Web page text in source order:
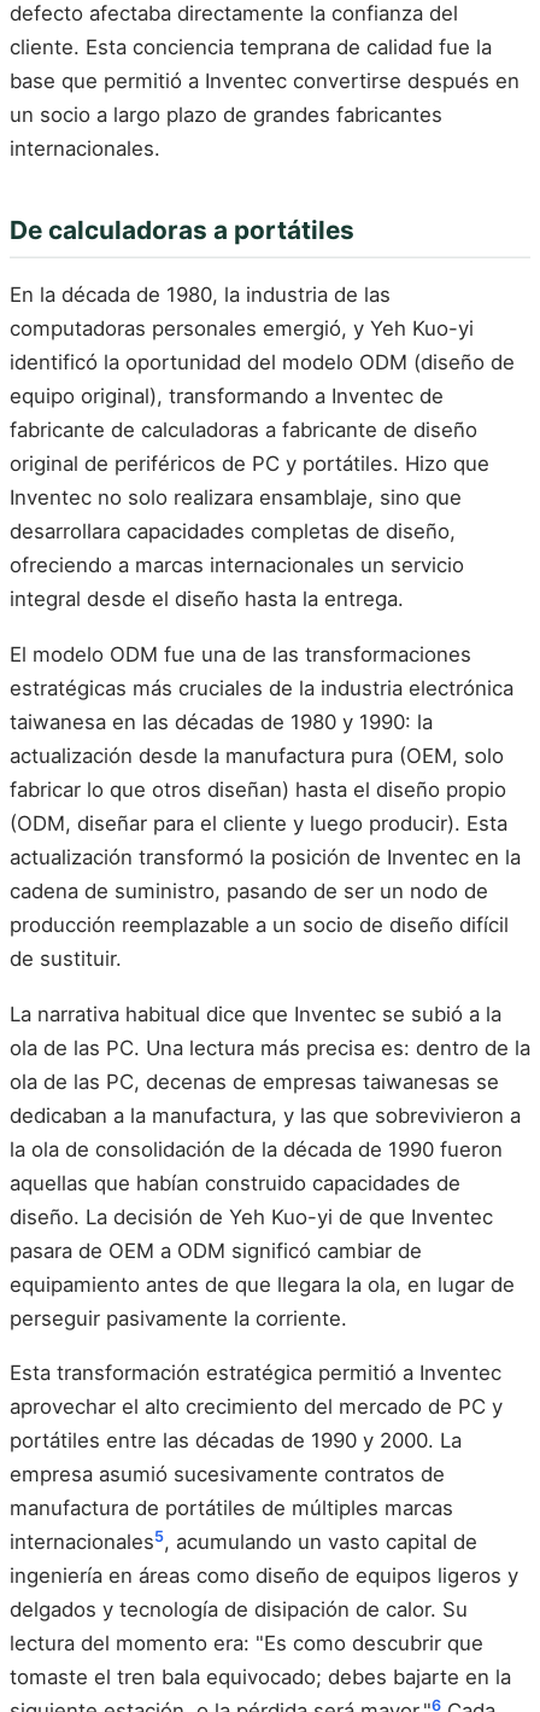
defecto afectaba directamente la confianza del
cliente. Esta conciencia temprana de calidad fue la
base que permitió a Inventec convertirse después en
un socio a largo plazo de grandes fabricantes
internacionales.
De calculadoras a portátiles
En la década de 1980, la industria de las
computadoras personales emergió, y Yeh Kuo-yi
identificó la oportunidad del modelo ODM (diseño de
equipo original), transformando a Inventec de
fabricante de calculadoras a fabricante de diseño
original de periféricos de PC y portátiles. Hizo que
Inventec no solo realizara ensamblaje, sino que
desarrollara capacidades completas de diseño,
ofreciendo a marcas internacionales un servicio
integral desde el diseño hasta la entrega.
El modelo ODM fue una de las transformaciones
estratégicas más cruciales de la industria electrónica
taiwanesa en las décadas de 1980 y 1990: la
actualización desde la manufactura pura (OEM, solo
fabricar lo que otros diseñan) hasta el diseño propio
(ODM, diseñar para el cliente y luego producir). Esta
actualización transformó la posición de Inventec en la
cadena de suministro, pasando de ser un nodo de
producción reemplazable a un socio de diseño difícil
de sustituir.
La narrativa habitual dice que Inventec se subió a la
ola de las PC. Una lectura más precisa es: dentro de la
ola de las PC, decenas de empresas taiwanesas se
dedicaban a la manufactura, y las que sobrevivieron a
la ola de consolidación de la década de 1990 fueron
aquellas que habían construido capacidades de
diseño. La decisión de Yeh Kuo-yi de que Inventec
pasara de OEM a ODM significó cambiar de
equipamiento antes de que llegara la ola, en lugar de
perseguir pasivamente la corriente.
Esta transformación estratégica permitió a Inventec
aprovechar el alto crecimiento del mercado de PC y
portátiles entre las décadas de 1990 y 2000. La
empresa asumió sucesivamente contratos de
manufactura de portátiles de múltiples marcas
internacionales5, acumulando un vasto capital de
ingeniería en áreas como diseño de equipos ligeros y
delgados y tecnología de disipación de calor. Su
lectura del momento era: "Es como descubrir que
tomaste el tren bala equivocado; debes bajarte en la
6